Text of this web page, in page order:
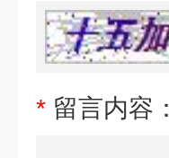
* 留言内容：